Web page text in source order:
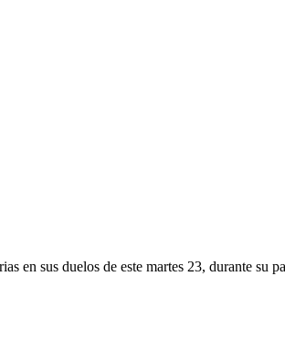
en sus duelos de este martes 23, durante su